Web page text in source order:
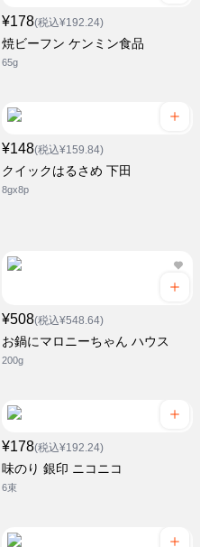
¥178(税込¥192.24)
焼ビーフン ケンミン食品
65g
¥148(税込¥159.84)
クイックはるさめ 下田
8gx8p
¥508(税込¥548.64)
お鍋にマロニーちゃん ハウス
200g
¥178(税込¥192.24)
味のり 銀印 ニコニコ
6束